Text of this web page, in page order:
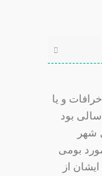
و یا
بود
شهر
بومی
از